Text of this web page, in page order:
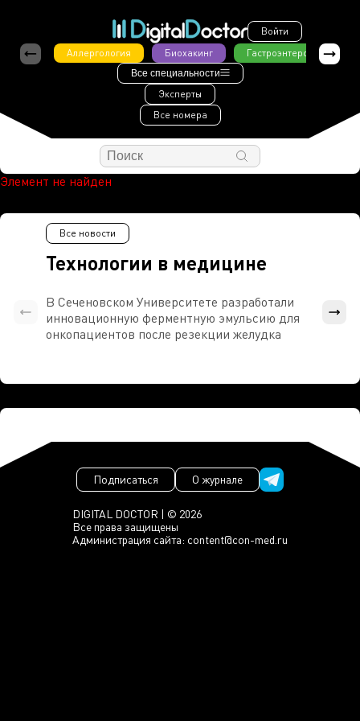
Войти
Аллергология
Биохакинг Гастроэнтерология
Все специальности
Эксперты
Все номера
Элемент не найден
Технологии в медицине
Все новости
В Сеченовском Университете разработали
инновационную ферментную эмульсию для
онкопациентов после резекции желудка
DIGITAL DOCTOR | © 2026
Все права защищены
Администрация сайта: content@con-med.ru
Подписаться О журнале